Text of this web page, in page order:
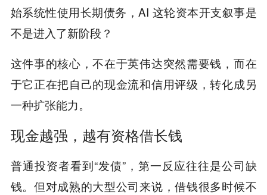
始系统性使用长期债务，AI 这轮资本开支叙事是
不是进入了新阶段？
这件事的核心，不在于英伟达突然需要钱，而在
于它正在把自己的现金流和信用评级，转化成另
一种扩张能力。
现金越强，越有资格借长钱
普通投资者看到“发债”，第一反应往往是公司缺
钱。但对成熟的大型公司来说，借钱很多时候不